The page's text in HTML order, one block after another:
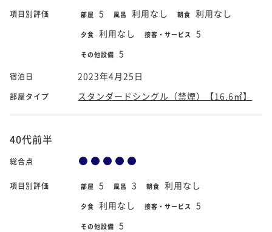
項目別評価 部屋 5 風呂 利用なし 朝食 利用なし
夕食 利用なし 接客・サービス 5
その他設備 5
宿泊日 2023年4月25日
部屋タイプ スタンダードシングル（禁煙）【16.6㎡】
40代前半
総合点
項目別評価 部屋 5 風呂 3 朝食 利用なし
夕食 利用なし 接客・サービス 5
その他設備 5